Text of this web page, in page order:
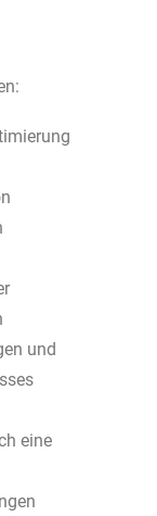
und
eine